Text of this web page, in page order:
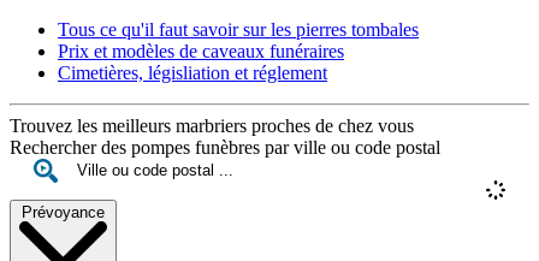
Tous ce qu'il faut savoir sur les pierres tombales
Prix et modèles de caveaux funéraires
Cimetières, législiation et réglement
Trouvez les meilleurs marbriers proches de chez vous
Rechercher des pompes funèbres par ville ou code postal
Prévoyance